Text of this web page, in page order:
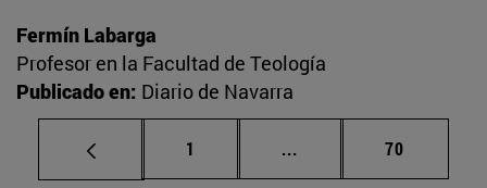
Fermín Labarga
Profesor en la Facultad de Teología
Publicado en: Diario de Navarra
Página
1 ... Páginas intermedias
Página
70